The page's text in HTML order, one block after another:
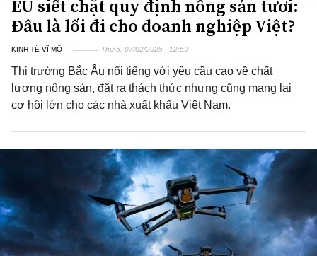
EU siết chặt quy định nông sản tươi:
Đâu là lối đi cho doanh nghiệp Việt?
KINH TẾ VĨ MÔ Thứ 6, 07/02/2025 | 12:59
Thị trường Bắc Âu nổi tiếng với yêu cầu cao về chất
lượng nông sản, đặt ra thách thức nhưng cũng mang lại
cơ hội lớn cho các nhà xuất khẩu Việt Nam.